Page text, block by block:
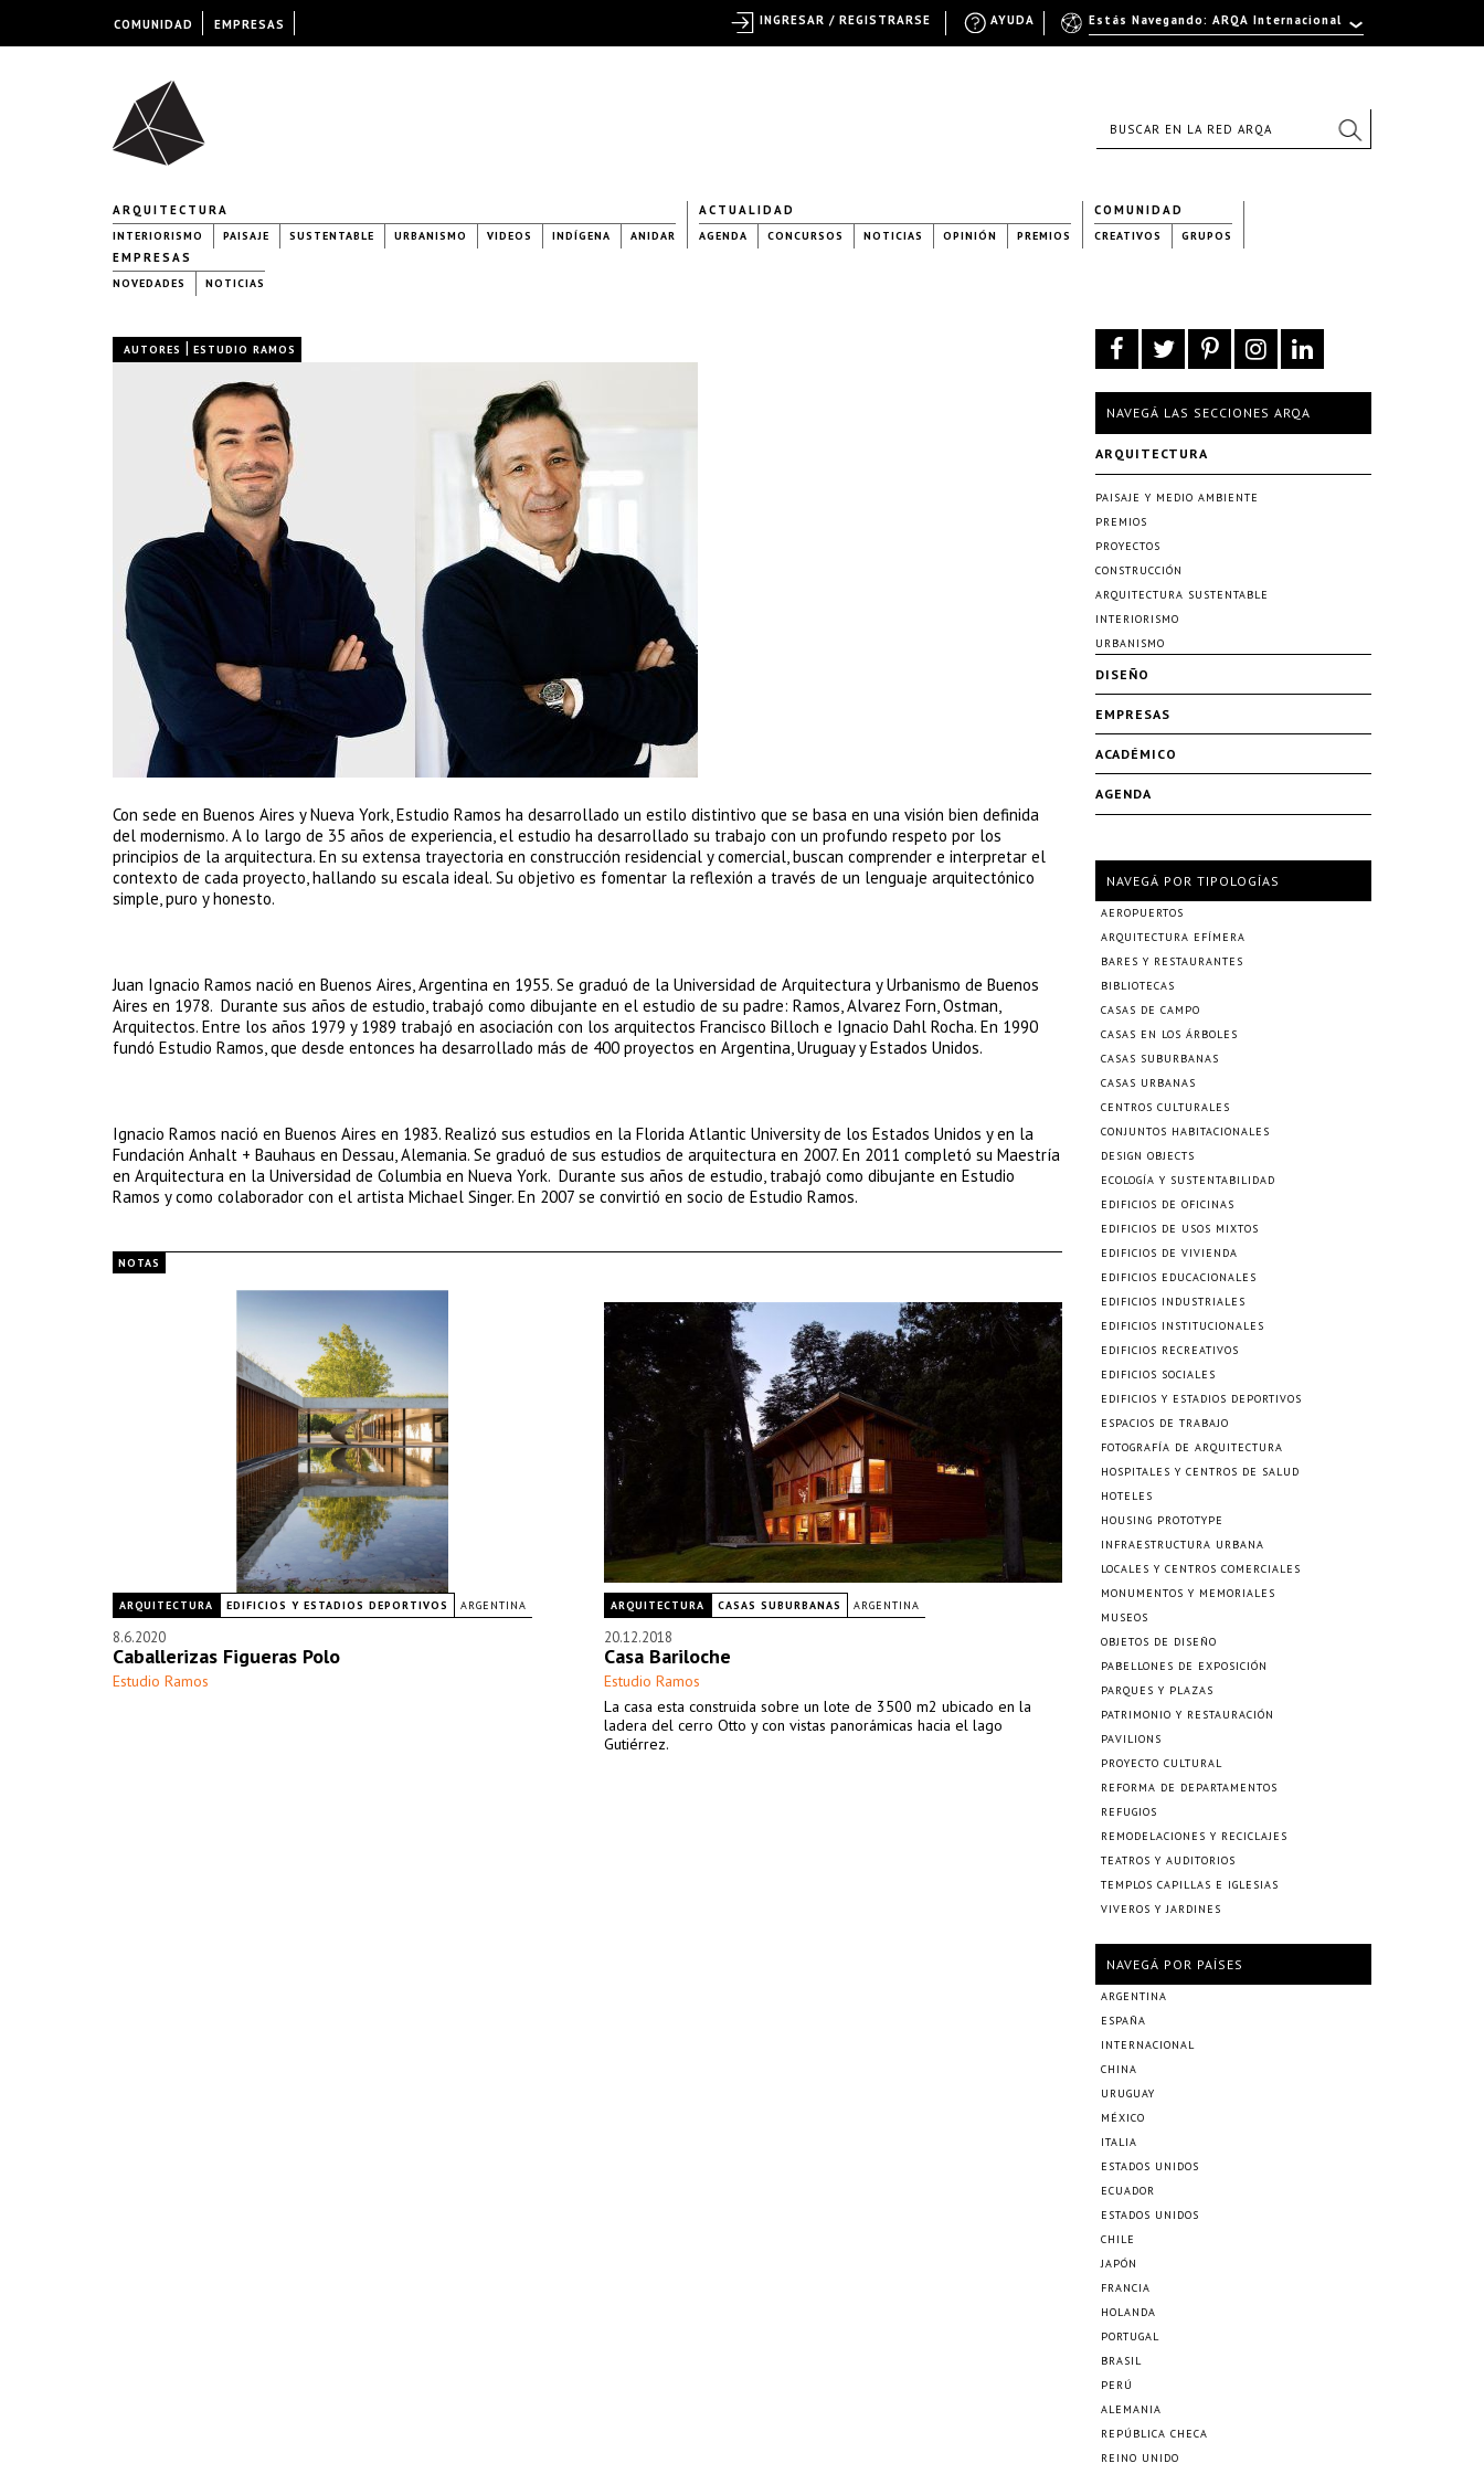
ARQUITECTURA
INTERIORISMO PAISAJE SUSTENTABLE URBANISMO VIDEOS INDÍGENA ANIDAR
ACTUALIDAD
AGENDA CONCURSOS NOTICIAS OPINIÓN PREMIOS
COMUNIDAD
CREATIVOS GRUPOS
EMPRESAS
NOVEDADES NOTICIAS
AUTORES | ESTUDIO RAMOS
Con sede en Buenos Aires y Nueva York, Estudio Ramos ha desarrollado un estilo distintivo que se basa en una visión bien definida
del modernismo. A lo largo de 35 años de experiencia, el estudio ha desarrollado su trabajo con un profundo respeto por los
principios de la arquitectura. En su extensa trayectoria en construcción residencial y comercial, buscan comprender e interpretar el
contexto de cada proyecto, hallando su escala ideal. Su objetivo es fomentar la reflexión a través de un lenguaje arquitectónico
simple, puro y honesto.
Juan Ignacio Ramos nació en Buenos Aires, Argentina en 1955. Se graduó de la Universidad de Arquitectura y Urbanismo de Buenos
Aires en 1978. Durante sus años de estudio, trabajó como dibujante en el estudio de su padre: Ramos, Alvarez Forn, Ostman,
Arquitectos. Entre los años 1979 y 1989 trabajó en asociación con los arquitectos Francisco Billoch e Ignacio Dahl Rocha. En 1990
fundó Estudio Ramos, que desde entonces ha desarrollado más de 400 proyectos en Argentina, Uruguay y Estados Unidos.
Ignacio Ramos nació en Buenos Aires en 1983. Realizó sus estudios en la Florida Atlantic University de los Estados Unidos y en la
Fundación Anhalt + Bauhaus en Dessau, Alemania. Se graduó de sus estudios de arquitectura en 2007. En 2011 completó su Maestría
en Arquitectura en la Universidad de Columbia en Nueva York. Durante sus años de estudio, trabajó como dibujante en Estudio
Ramos y como colaborador con el artista Michael Singer. En 2007 se convirtió en socio de Estudio Ramos.
NOTAS
ARQUITECTURA EDIFICIOS Y ESTADIOS DEPORTIVOS ARGENTINA
8.6.2020
Caballerizas Figueras Polo
Estudio Ramos
ARQUITECTURA CASAS SUBURBANAS ARGENTINA
20.12.2018
Casa Bariloche
Estudio Ramos
La casa esta construida sobre un lote de 3500 m2 ubicado en la
ladera del cerro Otto y con vistas panorámicas hacia el lago
Gutiérrez.
NAVEGÁ LAS SECCIONES ARQA
ARQUITECTURA
PAISAJE Y MEDIO AMBIENTE
PREMIOS
PROYECTOS
CONSTRUCCIÓN
ARQUITECTURA SUSTENTABLE
INTERIORISMO
URBANISMO
DISEÑO
EMPRESAS
ACADÉMICO
AGENDA
NAVEGÁ POR TIPOLOGÍAS
AEROPUERTOS
ARQUITECTURA EFÍMERA
BARES Y RESTAURANTES
BIBLIOTECAS
CASAS DE CAMPO
CASAS EN LOS ÁRBOLES
CASAS SUBURBANAS
CASAS URBANAS
CENTROS CULTURALES
CONJUNTOS HABITACIONALES
DESIGN OBJECTS
ECOLOGÍA Y SUSTENTABILIDAD
EDIFICIOS DE OFICINAS
EDIFICIOS DE USOS MIXTOS
EDIFICIOS DE VIVIENDA
EDIFICIOS EDUCACIONALES
EDIFICIOS INDUSTRIALES
EDIFICIOS INSTITUCIONALES
EDIFICIOS RECREATIVOS
EDIFICIOS SOCIALES
EDIFICIOS Y ESTADIOS DEPORTIVOS
ESPACIOS DE TRABAJO
FOTOGRAFÍA DE ARQUITECTURA
HOSPITALES Y CENTROS DE SALUD
HOTELES
HOUSING PROTOTYPE
INFRAESTRUCTURA URBANA
LOCALES Y CENTROS COMERCIALES
MONUMENTOS Y MEMORIALES
MUSEOS
OBJETOS DE DISEÑO
PABELLONES DE EXPOSICIÓN
PARQUES Y PLAZAS
PATRIMONIO Y RESTAURACIÓN
PAVILIONS
PROYECTO CULTURAL
REFORMA DE DEPARTAMENTOS
REFUGIOS
REMODELACIONES Y RECICLAJES
TEATROS Y AUDITORIOS
TEMPLOS CAPILLAS E IGLESIAS
VIVEROS Y JARDINES
NAVEGÁ POR PAÍSES
ARGENTINA
ESPAÑA
INTERNACIONAL
CHINA
URUGUAY
MÉXICO
ITALIA
ESTADOS UNIDOS
ECUADOR
ESTADOS UNIDOS
CHILE
JAPÓN
FRANCIA
HOLANDA
PORTUGAL
BRASIL
PERÚ
ALEMANIA
REPÚBLICA CHECA
REINO UNIDO
COMUNIDAD EMPRESAS Estás Navegando: ARQA Internacional
AYUDA
INGRESAR / REGISTRARSE